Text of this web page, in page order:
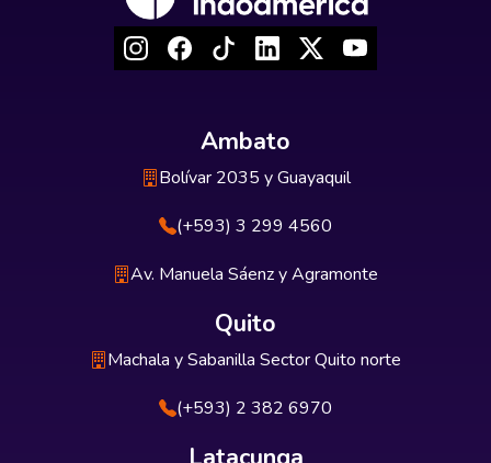
Ambato
Bolívar 2035 y Guayaquil
(+593) 3 299 4560
Av. Manuela Sáenz y Agramonte
Quito
Machala y Sabanilla Sector Quito norte
(+593) 2 382 6970